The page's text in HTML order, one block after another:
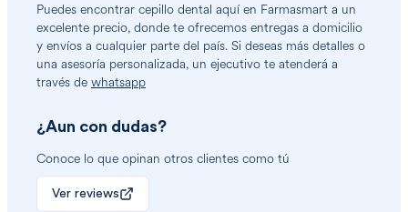
Puedes encontrar cepillo dental aquí en Farmasmart a un
excelente precio, donde te ofrecemos entregas a domicilio
y envíos a cualquier parte del país. Si deseas más detalles o
una asesoría personalizada, un ejecutivo te atenderá a
través de whatsapp
¿Aun con dudas?
Conoce lo que opinan otros clientes como tú
Ver reviews